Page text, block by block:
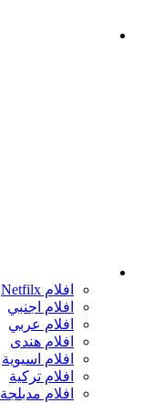
افلام Netfilx
افلام اجنبي
افلام عربي
افلام هندى
افلام اسيوية
افلام تركية
افلام مدبلجة